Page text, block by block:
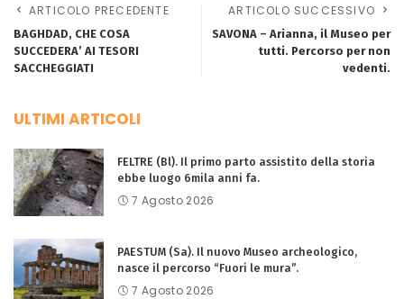
ARTICOLO PRECEDENTE
BAGHDAD, CHE COSA
SUCCEDERA’ AI TESORI
SACCHEGGIATI
ARTICOLO SUCCESSIVO
SAVONA – Arianna, il Museo per
tutti. Percorso per non
vedenti.
ULTIMI ARTICOLI
FELTRE (Bl). Il primo parto assistito della storia
ebbe luogo 6mila anni fa.
7 Agosto 2026
PAESTUM (Sa). Il nuovo Museo archeologico,
nasce il percorso “Fuori le mura”.
7 Agosto 2026